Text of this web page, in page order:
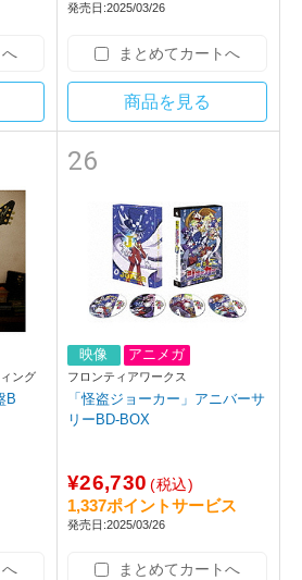
発売日:2025/03/26
まとめてカートへ
商品を見る
ング
B
26
映像 アニメガ
フロンティアワークス
「怪盗ジョーカー」アニバーサ
リーBD-BOX
¥26,730 (税込)
1,337ポイントサービス
発売日:2025/03/26
まとめてカートへ